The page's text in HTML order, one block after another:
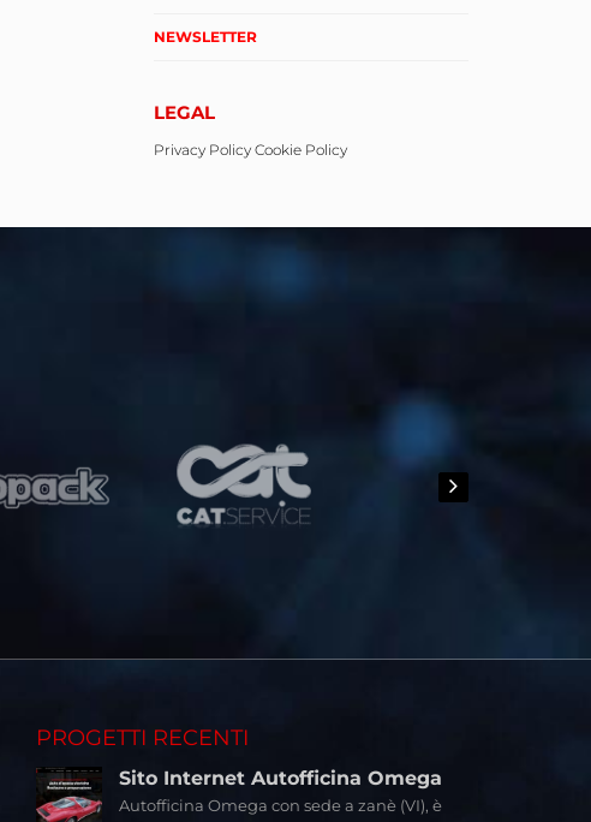
NEWSLETTER
LEGAL
Privacy Policy Cookie Policy
PROGETTI RECENTI
Sito Internet Autofficina Omega
Autofficina Omega con sede a zanè (VI), è